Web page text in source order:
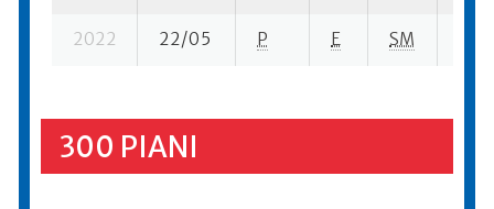
2022 22/05 P E SM
300 PIANI